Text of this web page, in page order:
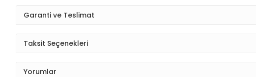
Garanti ve Teslimat
Taksit Seçenekleri
Yorumlar